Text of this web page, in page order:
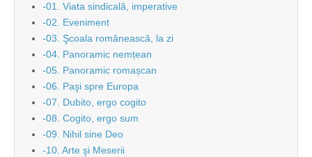
-01. Viata sindicală, imperative
-02. Eveniment
-03. Şcoala românească, la zi
-04. Panoramic nemțean
-05. Panoramic romașcan
-06. Paşi spre Europa
-07. Dubito, ergo cogito
-08. Cogito, ergo sum
-09. Nihil sine Deo
-10. Arte şi Meserii